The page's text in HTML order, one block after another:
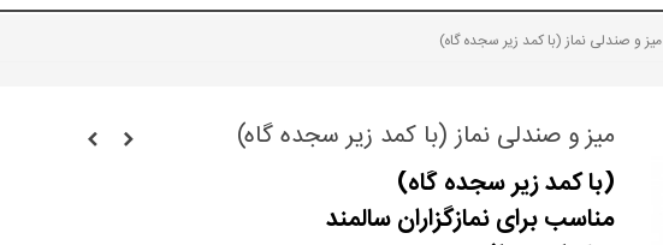
میز و صندلی نماز (با کمد زیر سجده گاه)
میز و صندلی نماز (با کمد زیر سجده گاه)
(با کمد زیر سجده گاه)
مناسب برای نمازگزاران سالمند